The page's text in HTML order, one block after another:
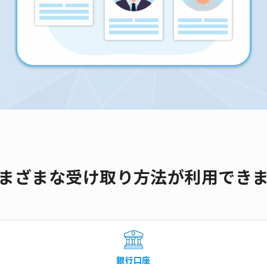
ざまな受け取り方法が利用でき
銀行口座